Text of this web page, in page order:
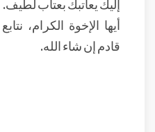
إليك يعاتبك بعتاب لطيف.
أيها الإخوة الكرام،
قادم إن شاء الله.